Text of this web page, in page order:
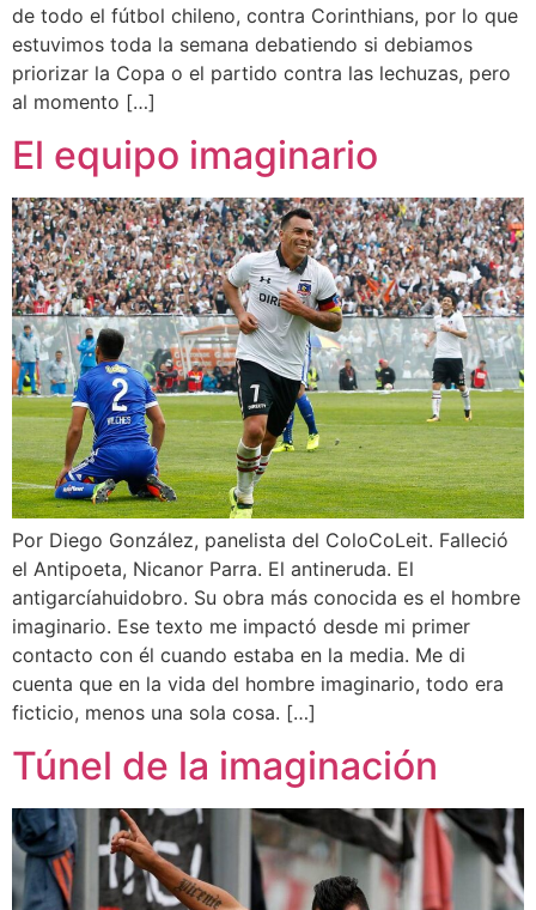
de todo el fútbol chileno, contra Corinthians, por lo que
estuvimos toda la semana debatiendo si debiamos
priorizar la Copa o el partido contra las lechuzas, pero
al momento […]
El equipo imaginario
Por Diego González, panelista del ColoCoLeit. Falleció
el Antipoeta, Nicanor Parra. El antineruda. El
antigarcíahuidobro. Su obra más conocida es el hombre
imaginario. Ese texto me impactó desde mi primer
contacto con él cuando estaba en la media. Me di
cuenta que en la vida del hombre imaginario, todo era
ficticio, menos una sola cosa. […]
Túnel de la imaginación